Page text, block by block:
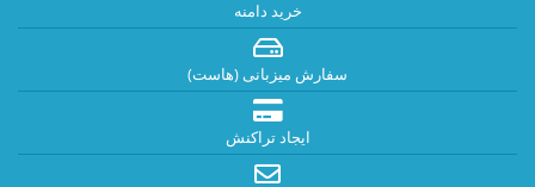
خرید دامنه
سفارش میزبانی (هاست)
ایجاد تراکنش